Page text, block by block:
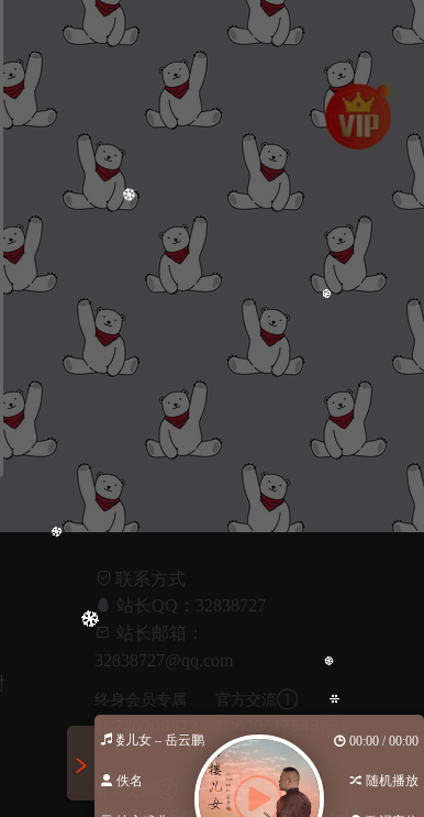
联系方式
站长QQ：32838727
站长邮箱：
32838727@qq.com
终身会员专属
群:720209672
官方交流①
满)
官方交流②
官方交流③
西楼儿女 – 岳云鹏 00:00 / 00:00
佚名 随机播放